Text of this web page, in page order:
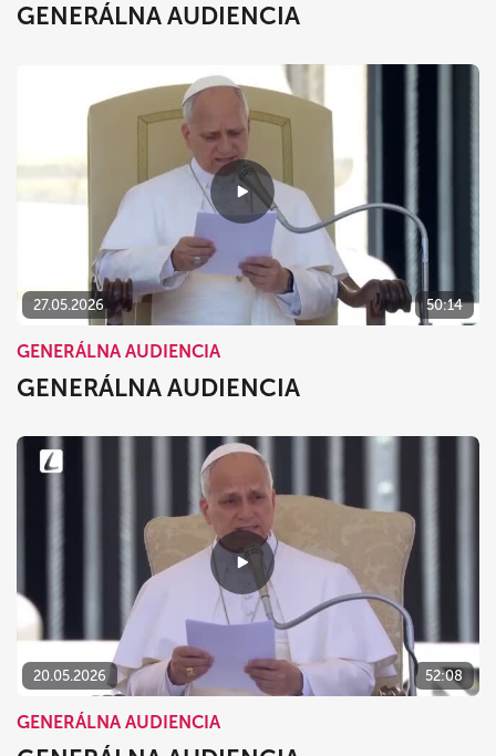
GENERÁLNA AUDIENCIA
27.05.2026 50:14
GENERÁLNA AUDIENCIA
GENERÁLNA AUDIENCIA
20.05.2026 52:08
GENERÁLNA AUDIENCIA